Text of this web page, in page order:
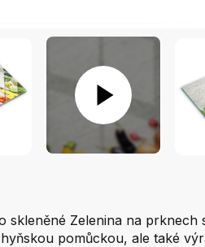
skleněné Zelenina na prknech
pomůckou, ale také